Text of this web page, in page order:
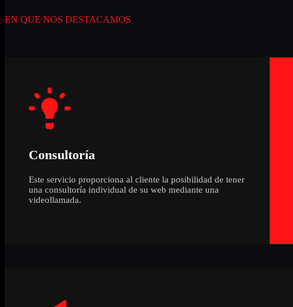
EN QUE NOS DESTACAMOS
Consultoría
Este servicio proporciona al cliente la posibilidad de tener
una consultoría individual de su web mediante una
videollamada.